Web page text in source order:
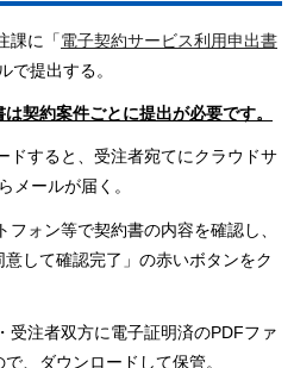
課に「電子契約サービス利用申出書
で提出する。
契約案件ごとに提出が必要です。
ドすると、受注者宛てにクラウドサ
メールが届く。
ォン等で契約書の内容を確認し、
して確認完了」の赤いボタンをク
受注者双方に電子証明済のPDFファ
、ダウンロードして保管。